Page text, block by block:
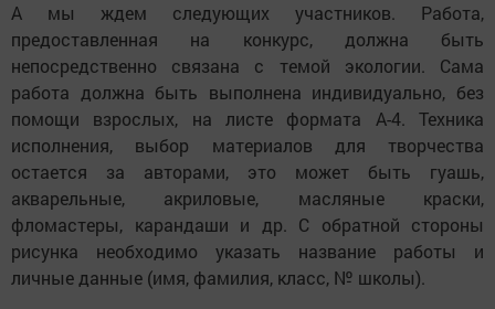
А мы ждем следующих участников. Работа,
предоставленная на конкурс, должна быть
непосредственно связана с темой экологии. Сама
работа должна быть выполнена индивидуально, без
помощи взрослых, на листе формата А-4. Техника
исполнения, выбор материалов для творчества
остается за авторами, это может быть гуашь,
акварельные, акриловые, масляные краски,
фломастеры, карандаши и др. С обратной стороны
рисунка необходимо указать название работы и
личные данные (имя, фамилия, класс, № школы).